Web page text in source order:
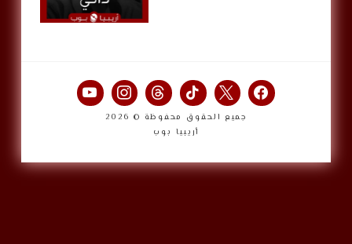
جميع الحقوق محفوظة © 2026
أريبيا بوب